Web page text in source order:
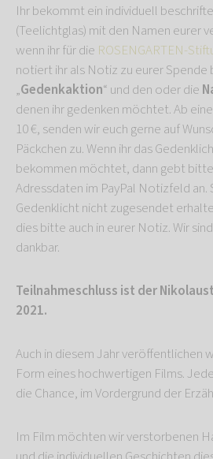
Ihr bekommt ein individuell
(Teelichtglas) mit den Namen eurer
wenn ihr für die ROSENGARTEN-
notiert ihr als Notiz zu eurer Spende
„Gedenkaktion“ und den oder die
denen ihr gedenken möchtet. Ab
10 €, senden wir euch gerne auf
Päckchen zu. Wenn ihr das
bekommen möchtet, dann gebt
Adressdaten im PayPal Notizfeld
Gedenklicht nicht zugesendet
dies bitte auch in eurer Notiz. Wir
dankbar.
Teilnahmeschluss ist der
2021.
Auch in diesem Jahr veröffentlichen
Form eines hochwertigen Films.
die Chance, im Vordergrund der
Im Film möchten wir verstorbenen